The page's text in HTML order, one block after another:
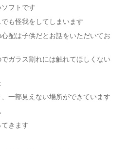
フトです
も怪我をしてしまいます
配は子供だとお話をいただいてお
ガラス割れには触れてほしくない
一部見えない場所ができています
きます